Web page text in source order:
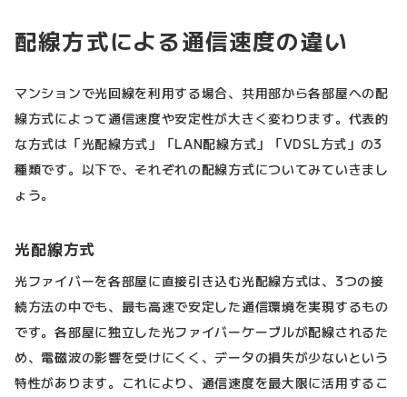
配線方式による通信速度の違い
マンションで光回線を利用する場合、共用部から各部屋への配
線方式によって通信速度や安定性が大きく変わります。代表的
な方式は「光配線方式」「LAN配線方式」「VDSL方式」の3
種類です。以下で、それぞれの配線方式についてみていきまし
ょう。
光配線方式
光ファイバーを各部屋に直接引き込む光配線方式は、3つの接
続方法の中でも、最も高速で安定した通信環境を実現するもの
です。各部屋に独立した光ファイバーケーブルが配線されるた
め、電磁波の影響を受けにくく、データの損失が少ないという
特性があります。これにより、通信速度を最大限に活用するこ